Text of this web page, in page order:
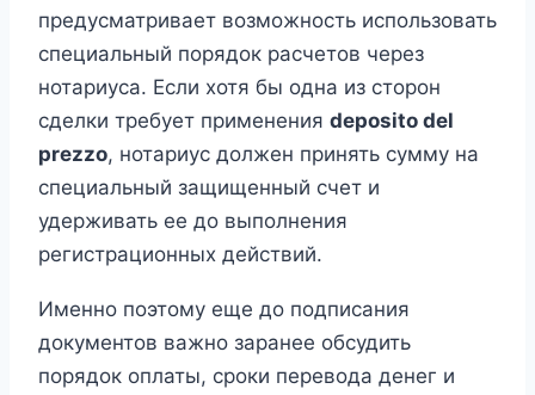
предусматривает возможность использовать
специальный порядок расчетов через
нотариуса. Если хотя бы одна из сторон
сделки требует применения deposito del
prezzo, нотариус должен принять сумму на
специальный защищенный счет и
удерживать ее до выполнения
регистрационных действий.
Именно поэтому еще до подписания
документов важно заранее обсудить
порядок оплаты, сроки перевода денег и